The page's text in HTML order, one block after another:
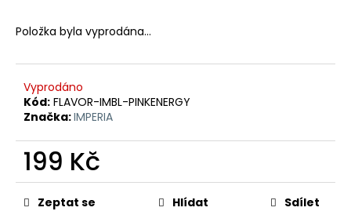
Položka byla vyprodána…
Vyprodáno
Kód: FLAVOR-IMBL-PINKENERGY
Značka:IMPERIA
199 Kč
Měrná
cena:Zeptat se Hlídat Sdílet
D
p
o
u
č
u
e
m